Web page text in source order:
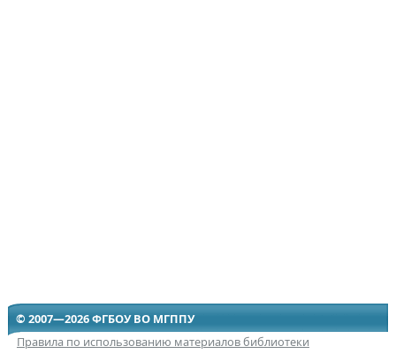
© 2007—2026 ФГБОУ ВО МГППУ
Правила по использованию материалов библиотеки